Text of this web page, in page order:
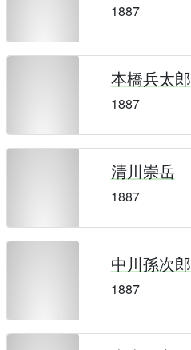
1887
本橋兵太郎
1887
清川崇岳
1887
中川孫次郎
1887